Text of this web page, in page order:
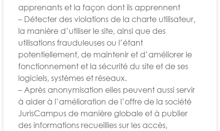
apprenants et la façon dont ils apprennent
– Détecter des violations de la charte utilisateur,
la manière d’utiliser le site, ainsi que des
utilisations frauduleuses ou l’étant
potentiellement, de maintenir et d’améliorer le
fonctionnement et la sécurité du site et de ses
logiciels, systèmes et réseaux.
– Après anonymisation elles peuvent aussi servir
à aider à l’amélioration de l’offre de la société
JurisCampus de manière globale et à publier
des informations recueillies sur les accès,